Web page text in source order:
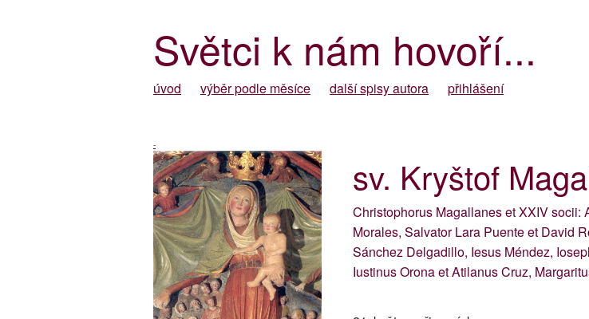
Světci k nám hovoří...
úvod výběr podle měsíce další spisy autora přihlášení
-
sv. Kryštof
Christophorus Magallanes et XXIV
Morales, Salvator Lara Puente et David
Sánchez Delgadillo, Iesus Méndez,
Iustinus Orona et Atilanus Cruz,